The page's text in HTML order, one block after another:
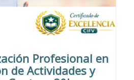
Profesional en
de Actividades y